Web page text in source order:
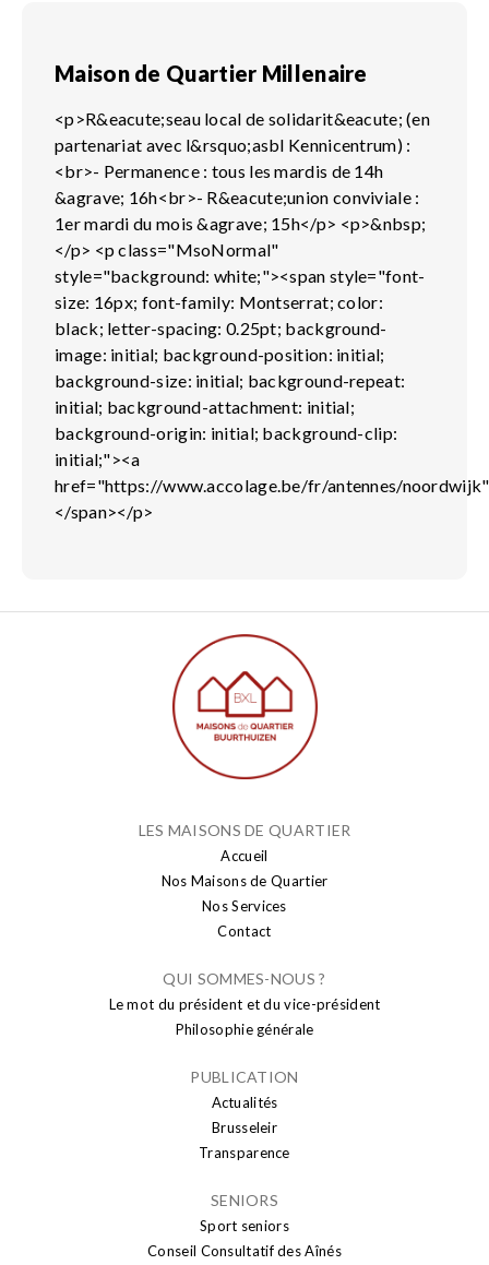
Maison de Quartier Millenaire
<p>R&eacute;seau local de solidarit&eacute; (en
partenariat avec l&rsquo;asbl Kennicentrum) :
<br>- Permanence : tous les mardis de 14h
&agrave; 16h<br>- R&eacute;union conviviale :
1er mardi du mois &agrave; 15h</p> <p>&nbsp;
</p> <p class="MsoNormal"
style="background: white;"><span style="font-
size: 16px; font-family: Montserrat; color:
black; letter-spacing: 0.25pt; background-
image: initial; background-position: initial;
background-size: initial; background-repeat:
initial; background-attachment: initial;
background-origin: initial; background-clip:
initial;"><a
href="https://www.accolage.be/fr/antennes/
</span></p>
LES MAISONS DE QUARTIER
Accueil
Nos Maisons de Quartier
Nos Services
Contact
QUI SOMMES-NOUS ?
Le mot du président et du vice-président
Philosophie générale
PUBLICATION
Actualités
Brusseleir
Transparence
SENIORS
Sport seniors
Conseil Consultatif des Aînés